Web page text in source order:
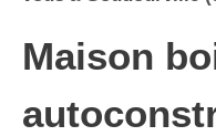
Maison